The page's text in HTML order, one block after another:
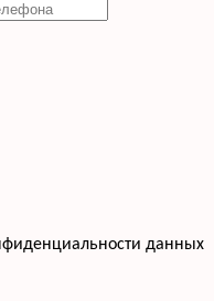
данных